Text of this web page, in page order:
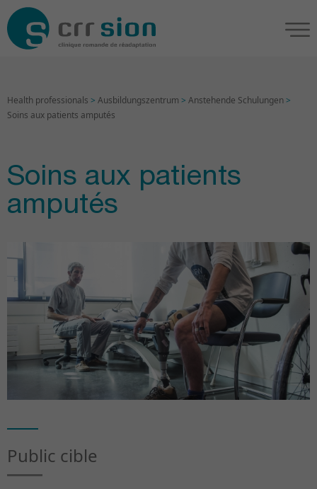
Health professionals > Ausbildungszentrum > Anstehende Schulungen>
Soins aux patients amputés
Soins aux patients
amputés
Public cible